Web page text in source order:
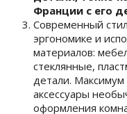
Франции с его
Современный
эргономике и
материалов:
стеклянные,
детали. Максимум
аксессуары
оформления